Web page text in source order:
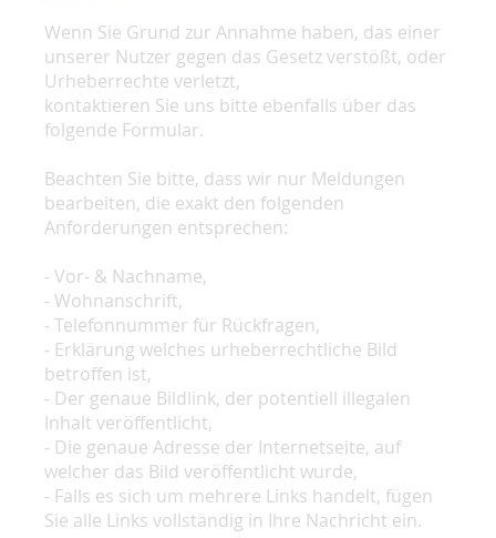
Wenn Sie Grund zur Annahme haben, das einer
unserer Nutzer gegen das Gesetz verstößt, oder
Urheberrechte verletzt,
kontaktieren Sie uns bitte ebenfalls über das
folgende Formular.
Beachten Sie bitte, dass wir nur Meldungen
bearbeiten, die exakt den folgenden
Anforderungen entsprechen:
- Vor- & Nachname,
- Wohnanschrift,
- Telefonnummer für Rückfragen,
- Erklärung welches urheberrechtliche Bild
betroffen ist,
- Der genaue Bildlink, der potentiell illegalen
Inhalt veröffentlicht,
- Die genaue Adresse der Internetseite, auf
welcher das Bild veröffentlicht wurde,
- Falls es sich um mehrere Links handelt, fügen
Sie alle Links vollständig in Ihre Nachricht ein.